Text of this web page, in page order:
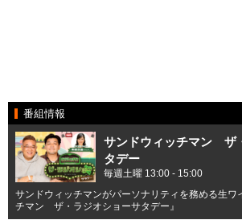
番組情報
サンドウィッチマン ザ
タデー
毎週土曜 13:00 - 15:00
サンドウィッチマンがパーソナリティを務める生ワ
チマン ザ・ラジオショーサタデー』